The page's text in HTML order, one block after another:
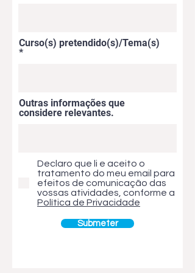
Curso(s) pretendido(s)/Tema(s)
Outras informações que
considere relevantes.
Declaro que li e aceito o
tratamento do meu email para
efeitos de comunicação das
vossas atividades, conforme a
Política de Privacidade
Submeter